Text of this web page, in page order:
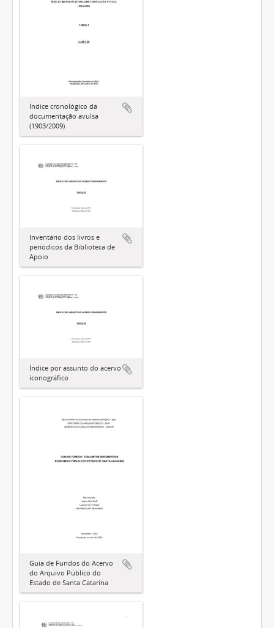
Índice cronológico da
documentação avulsa
(1903/2009)
Inventário dos livros e
periódicos da Biblioteca de
Apoio
Índice por assunto do acervo
iconográfico
Guia de Fundos do Acervo
do Arquivo Público do
Estado de Santa Catarina